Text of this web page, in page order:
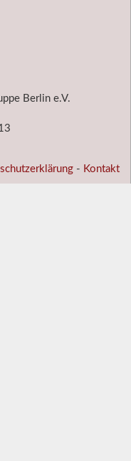
Berlin e.V.
- Kontakt